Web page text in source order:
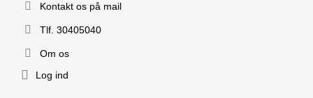
Kontakt os på mail
Tlf. 30405040
Om os
Log ind